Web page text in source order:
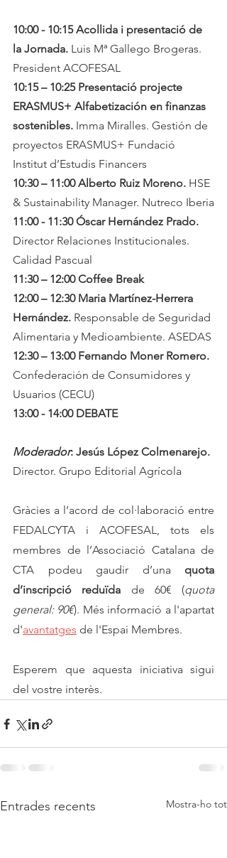
10:00 - 10:15 Acollida i presentació de
la Jornada. Luis Mª Gallego Brogeras.
President ACOFESAL
10:15 – 10:25 Presentació projecte
ERASMUS+ Alfabetización en finanzas
sostenibles. Imma Miralles. Gestión de
proyectos ERASMUS+ Fundació
Institut d’Estudis Financers
10:30 – 11:00 Alberto Ruiz Moreno. HSE
& Sustainability Manager. Nutreco Iberia
11:00 - 11:30 Óscar Hernández Prado.
Director Relaciones Institucionales.
Calidad Pascual
11:30 – 12:00 Coffee Break
12:00 – 12:30 Maria Martínez-Herrera
Hernández. Responsable de Seguridad
Alimentaria y Medioambiente. ASEDAS
12:30 – 13:00 Fernando Moner Romero.
Confederación de Consumidores y
Usuarios (CECU)
13:00 - 14:00 DEBATE
Moderador: Jesús López Colmenarejo.
Director. Grupo Editorial Agrícola
Gràcies a l’acord de col·laboració entre
FEDALCYTA i ACOFESAL,
tots els
membres de l’Associació Catalana de
CTA podeu gaudir d’una quota
d’inscripció reduïda de 60€ (quota
general: 90€). Més informació a l'apartat
d'avantatges de l'Espai Membres.
Esperem que aquesta iniciativa sigui
del vostre interès.
Entrades recents Mostra-ho tot